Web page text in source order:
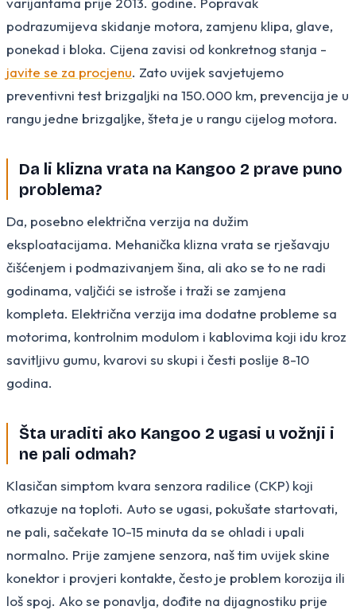
podrazumijeva skidanje motora, zamjenu klipa, glave,
ponekad i bloka. Cijena zavisi od konkretnog stanja -
javite se za procjenu. Zato uvijek savjetujemo
preventivni test brizgaljki na 150.000 km, prevencija je u
rangu jedne brizgaljke, šteta je u rangu cijelog motora.
Da li klizna vrata na Kangoo 2 prave puno
problema?
Da, posebno električna verzija na dužim
eksploatacijama. Mehanička klizna vrata se rješavaju
čišćenjem i podmazivanjem šina, ali ako se to ne radi
godinama, valjčići se istroše i traži se zamjena
kompleta. Električna verzija ima dodatne probleme sa
motorima, kontrolnim modulom i kablovima koji idu kroz
savitljivu gumu, kvarovi su skupi i česti poslije 8-10
godina.
Šta uraditi ako Kangoo 2 ugasi u vožnji i
ne pali odmah?
Klasičan simptom kvara senzora radilice (CKP) koji
otkazuje na toploti. Auto se ugasi, pokušate startovati,
ne pali, sačekate 10-15 minuta da se ohladi i upali
normalno. Prije zamjene senzora, naš tim uvijek skine
konektor i provjeri kontakte, često je problem korozija ili
loš spoj. Ako se ponavlja, dođite na dijagnostiku prije